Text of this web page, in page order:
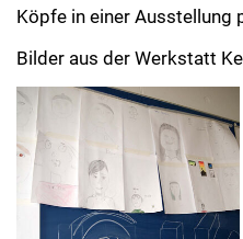
Köpfe in einer Ausstellung
Bilder aus der Werkstatt